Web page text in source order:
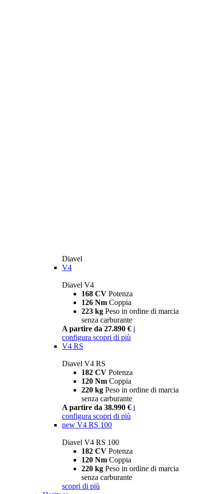
Diavel
V4
Diavel V4
168 CV Potenza
126 Nm Coppia
223 kg Peso in ordine di marcia
senza carburante
A partire da 27.890 € i
configura scopri di più
V4 RS
Diavel V4 RS
182 CV Potenza
120 Nm Coppia
220 kg Peso in ordine di marcia
senza carburante
A partire da 38.990 € i
configura scopri di più
new V4 RS 100
Diavel V4 RS 100
182 CV Potenza
120 Nm Coppia
220 kg Peso in ordine di marcia
senza carburante
scopri di più